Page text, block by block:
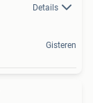
Details
Gisteren